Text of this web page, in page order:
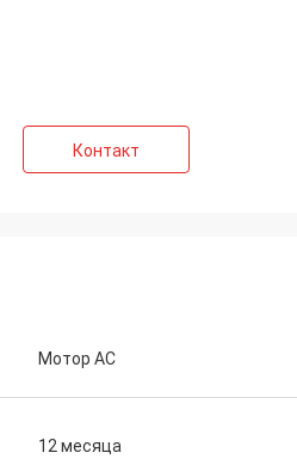
Контакт
Мотор AC
12 месяца